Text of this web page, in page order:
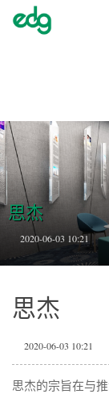
思杰
2020-06-03 10:21
思杰
2020-06-03 10:21
思杰的宗旨在与